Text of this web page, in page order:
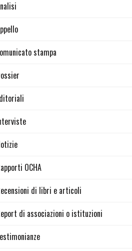
stampa
OCHA
di libri e articoli
di associazioni o istituzioni